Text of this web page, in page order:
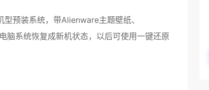
型预装系统，带Alienware主题壁纸、
脑系统恢复成新机状态，以后可使用一键还原